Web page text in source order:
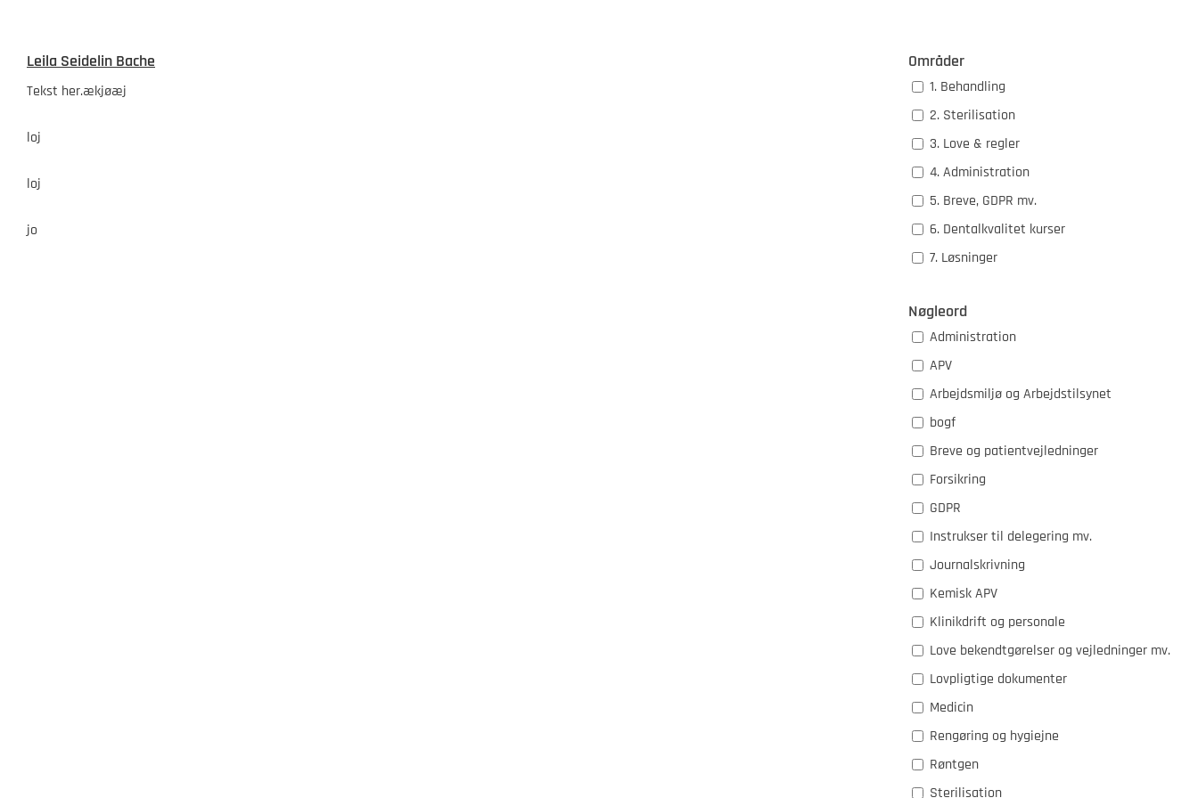
contentLeila Seidelin Bache
Tekst her.ækjøæj
loj
loj
jo
Områder
1. Behandling
2. Sterilisation
3. Love & regler
4. Administration
5. Breve, GDPR mv.
6. Dentalkvalitet kurser
7. Løsninger
Nøgleord
Administration
APV
Arbejdsmiljø og Arbejdstilsynet
bogf
Breve og patientvejledninger
Forsikring
GDPR
Instrukser til delegering mv.
Journalskrivning
Kemisk APV
Klinikdrift og personale
Love bekendtgørelser og vejledninger mv.
Lovpligtige dokumenter
Medicin
Rengøring og hygiejne
Røntgen
Sterilisation